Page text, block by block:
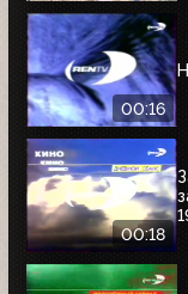
00:16
00:18